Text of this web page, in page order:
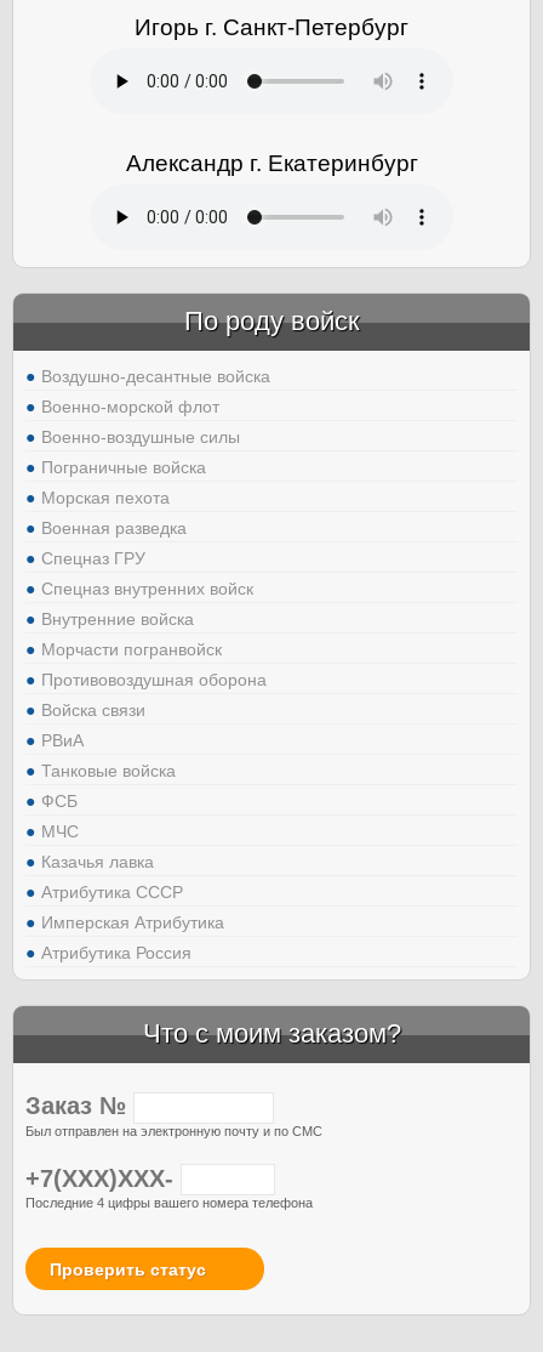
Игорь г. Санкт-Петербург
Александр г. Екатеринбург
По роду войск
Воздушно-десантные войска
Военно-морской флот
Военно-воздушные силы
Пограничные войска
Морская пехота
Военная разведка
Спецназ ГРУ
Спецназ внутренних войск
Внутренние войска
Морчасти погранвойск
Противовоздушная оборона
Войска связи
РВиА
Танковые войска
ФСБ
МЧС
Казачья лавка
Атрибутика СССР
Имперская Атрибутика
Атрибутика Россия
Что с моим заказом?
Заказ №
Был отправлен на электронную почту и по СМС
+7(XXX)XXX-
Последние 4 цифры вашего номера телефона
Проверить статус